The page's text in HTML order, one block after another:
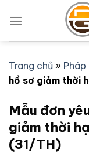
qua
Trang chủ »
hồ sơ giảm thời
Mẫu đơn
giảm thời
(31/TH)